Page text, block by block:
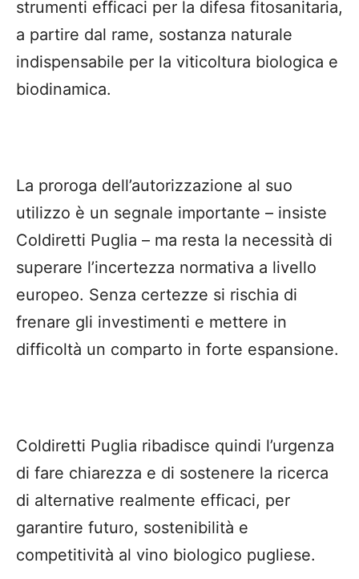
strumenti efficaci per la difesa fitosanitaria,
a partire dal rame, sostanza naturale
indispensabile per la viticoltura biologica e
biodinamica.
La proroga dell’autorizzazione al suo
utilizzo è un segnale importante – insiste
Coldiretti Puglia – ma resta la necessità di
superare l’incertezza normativa a livello
europeo. Senza certezze si rischia di
frenare gli investimenti e mettere in
difficoltà un comparto in forte espansione.
Coldiretti Puglia ribadisce quindi l’urgenza
di fare chiarezza e di sostenere la ricerca
di alternative realmente efficaci, per
garantire futuro, sostenibilità e
competitività al vino biologico pugliese.